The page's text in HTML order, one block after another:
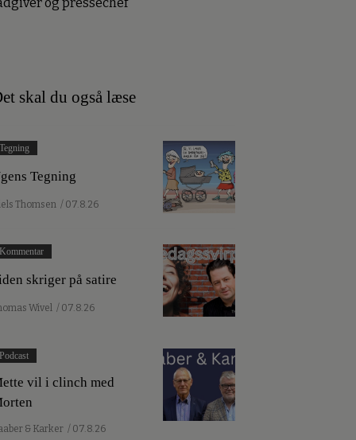
skal du også læse
Tegning
Tegning
Thomsen / 07.8.26
Kommentar
skriger på satire
Wivel / 07.8.26
Podcast
vil i clinch med
& Karker / 07.8.26